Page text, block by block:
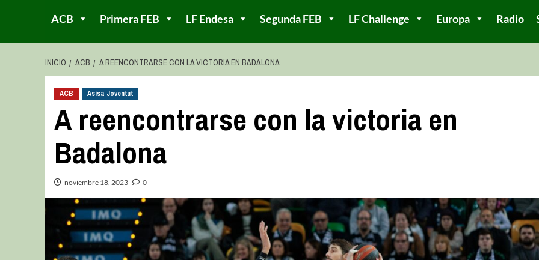
ACB Primera FEB LF Endesa Segunda FEB LF Challenge Europa Radio
INICIO ACB A REENCONTRARSE CON LA VICTORIA EN BADALONA
ACB Asisa Joventut
A reencontrarse con la victoria en
Badalona
noviembre 18, 2023 0